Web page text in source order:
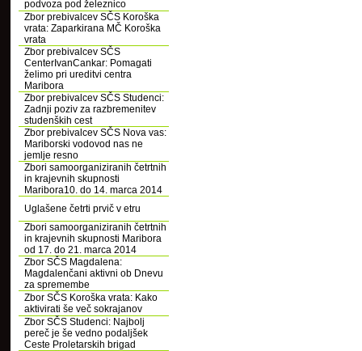
podvoza pod železnico
Zbor prebivalcev SČS Koroška
vrata: Zaparkirana MČ Koroška
vrata
Zbor prebivalcev SČS
CenterIvanCankar: Pomagati
želimo pri ureditvi centra
Maribora
Zbor prebivalcev SČS Studenci:
Zadnji poziv za razbremenitev
studenških cest
Zbor prebivalcev SČS Nova vas:
Mariborski vodovod nas ne
jemlje resno
Zbori samoorganiziranih četrtnih
in krajevnih skupnosti
Maribora10. do 14. marca 2014
Uglašene četrti prvič v etru
Zbori samoorganiziranih četrtnih
in krajevnih skupnosti Maribora
od 17. do 21. marca 2014
Zbor SČS Magdalena:
Magdalenčani aktivni ob Dnevu
za spremembe
Zbor SČS Koroška vrata: Kako
aktivirati še več sokrajanov
Zbor SČS Studenci: Najbolj
pereč je še vedno podaljšek
Ceste Proletarskih brigad